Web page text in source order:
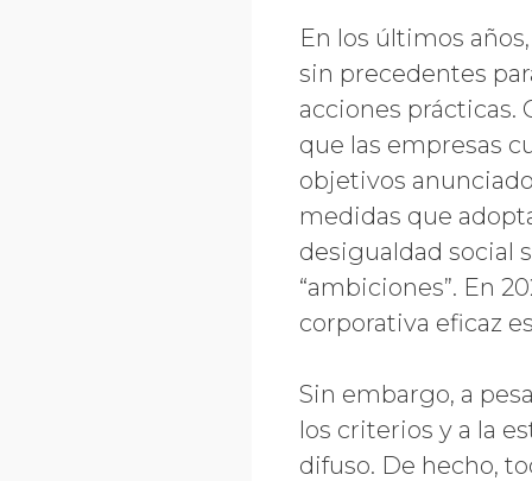
En los últimos
sin precedentes
acciones prácticas.
que las empresas
objetivos
medidas que
desigualdad social
“ambiciones”. En
corporativa eficaz
Sin embargo, a
los criterios y a la
difuso. De hecho,